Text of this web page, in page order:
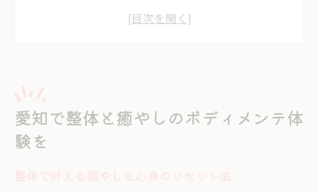
整体院選びで大切なポイントと体験談
整体で慢性肩こりの根本改善を目指す
愛知で整体と癒やしのボディメンテ体
験を